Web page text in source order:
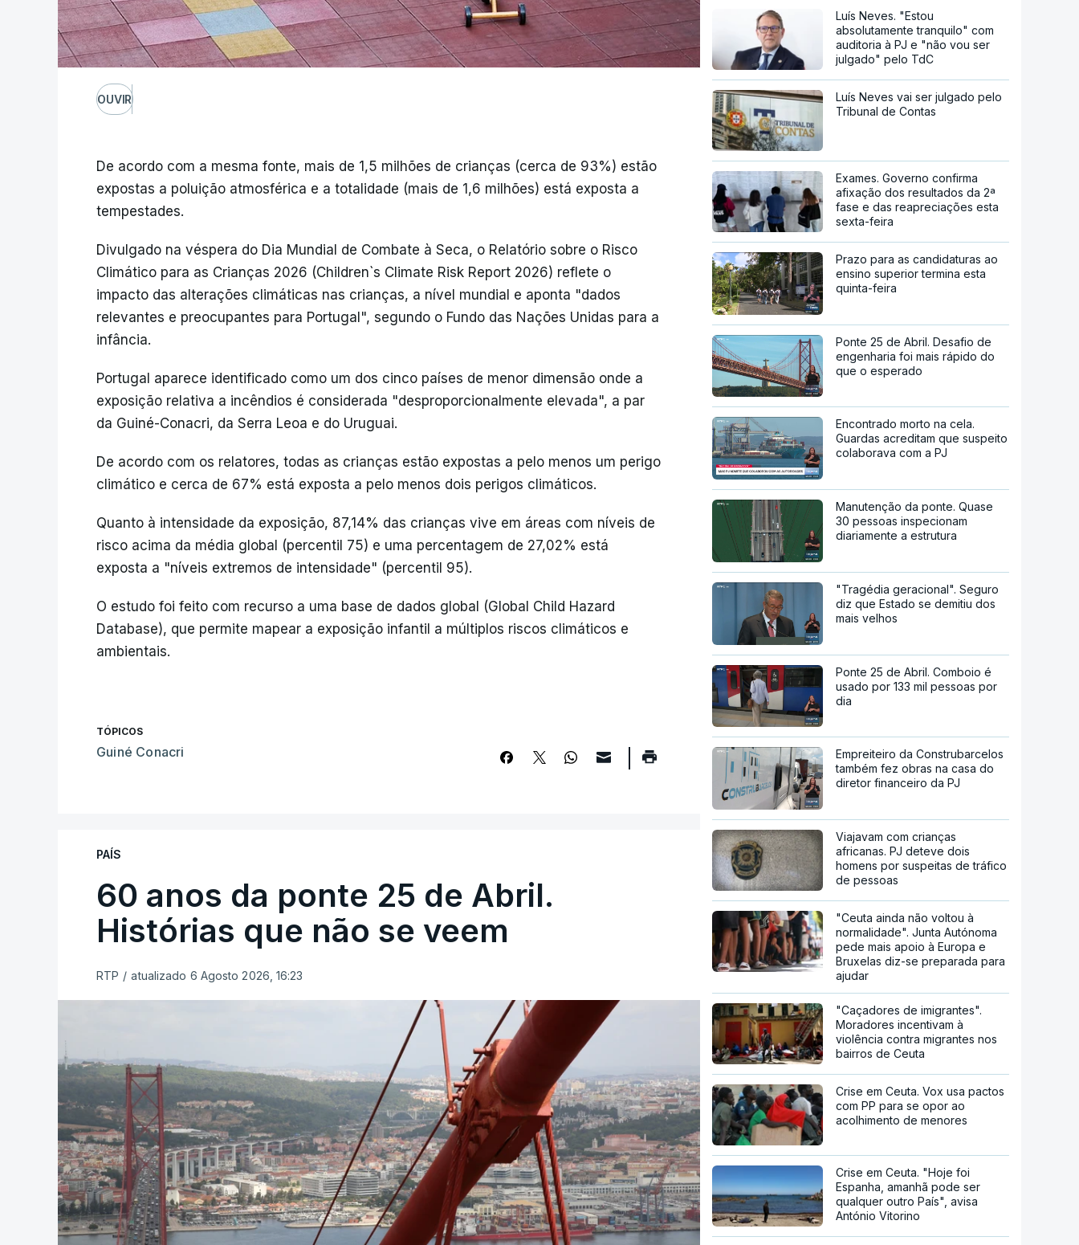
OUVIR
De acordo com a mesma fonte, mais de 1,5 milhões de crianças (cerca de 93%) estão
expostas a poluição atmosférica e a totalidade (mais de 1,6 milhões) está exposta a
tempestades.
Divulgado na véspera do Dia Mundial de Combate à Seca, o Relatório sobre o Risco
Climático para as Crianças 2026 (Children`s Climate Risk Report 2026) reflete o
impacto das alterações climáticas nas crianças, a nível mundial e aponta "dados
relevantes e preocupantes para Portugal", segundo o Fundo das Nações Unidas para a
infância.
Portugal aparece identificado como um dos cinco países de menor dimensão onde a
exposição relativa a incêndios é considerada "desproporcionalmente elevada", a par
da Guiné-Conacri, da Serra Leoa e do Uruguai.
De acordo com os relatores, todas as crianças estão expostas a pelo menos um perigo
climático e cerca de 67% está exposta a pelo menos dois perigos climáticos.
Quanto à intensidade da exposição, 87,14% das crianças vive em áreas com níveis de
risco acima da média global (percentil 75) e uma percentagem de 27,02% está
exposta a "níveis extremos de intensidade" (percentil 95).
O estudo foi feito com recurso a uma base de dados global (Global Child Hazard
Database), que permite mapear a exposição infantil a múltiplos riscos climáticos e
ambientais.
TÓPICOS
Guiné Conacri
PAÍS
60 anos da ponte 25 de Abril.
Histórias que não se veem
RTP / atualizado 6 Agosto 2026, 16:23
Luís Neves. "Estou
absolutamente tranquilo" com
auditoria à PJ e "não vou ser
julgado" pelo TdC
Luís Neves vai ser julgado pelo
Tribunal de Contas
Exames. Governo confirma
afixação dos resultados da 2ª
fase e das reapreciações esta
sexta-feira
Prazo para as candidaturas ao
ensino superior termina esta
quinta-feira
Ponte 25 de Abril. Desafio de
engenharia foi mais rápido do
que o esperado
Encontrado morto na cela.
Guardas acreditam que suspeito
colaborava com a PJ
Manutenção da ponte. Quase
30 pessoas inspecionam
diariamente a estrutura
"Tragédia geracional". Seguro
diz que Estado se demitiu dos
mais velhos
Ponte 25 de Abril. Comboio é
usado por 133 mil pessoas por
dia
Empreiteiro da Construbarcelos
também fez obras na casa do
diretor financeiro da PJ
Viajavam com crianças
africanas. PJ deteve dois
homens por suspeitas de tráfico
de pessoas
"Ceuta ainda não voltou à
normalidade". Junta Autónoma
pede mais apoio à Europa e
Bruxelas diz-se preparada para
ajudar
"Caçadores de imigrantes".
Moradores incentivam à
violência contra migrantes nos
bairros de Ceuta
Crise em Ceuta. Vox usa pactos
com PP para se opor ao
acolhimento de menores
Crise em Ceuta. "Hoje foi
Espanha, amanhã pode ser
qualquer outro País", avisa
António Vitorino